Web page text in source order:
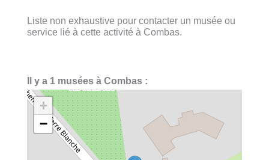
Liste non exhaustive pour contacter un musée ou
service lié à cette activité à Combas.
Il y a 1 musées à Combas :
+
−